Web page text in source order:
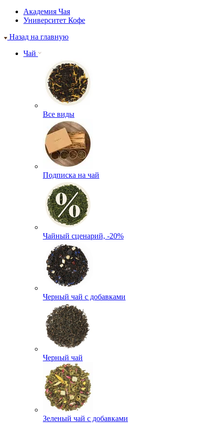
Академия Чая
Университет Кофе
Назад на главную
Чай
Все виды
Подписка на чай
Чайный сценарий, -20%
Черный чай с добавками
Черный чай
Зеленый чай с добавками